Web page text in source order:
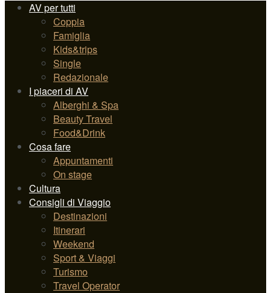
AV per tutti
Coppia
Famiglia
Kids&trips
Single
Redazionale
I piaceri di AV
Alberghi & Spa
Beauty Travel
Food&Drink
Cosa fare
Appuntamenti
On stage
Cultura
Consigli di Viaggio
Destinazioni
Itinerari
Weekend
Sport & Viaggi
Turismo
Travel Operator